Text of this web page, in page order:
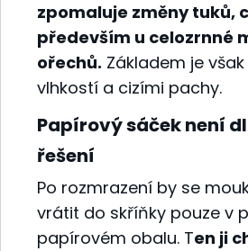
zpomaluje změny tuků,
především u celozrnné
ořechů. Základem je
vlhkostí a cizími pachy.
Papírový sáček není
řešení
Po rozmrazení by se
vrátit do skříňky pouze v
papírovém obalu. Ten ji